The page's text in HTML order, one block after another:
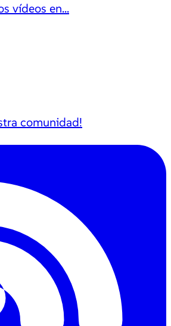
vídeos en...
comunidad!